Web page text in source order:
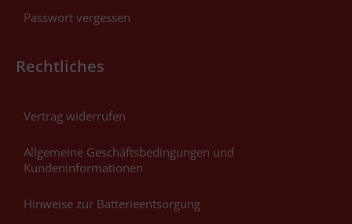
Passwort vergessen
Rechtliches
Vertrag widerrufen
Allgemeine Geschäftsbedingungen und
Kundeninformationen
Hinweise zur Batterieentsorgung